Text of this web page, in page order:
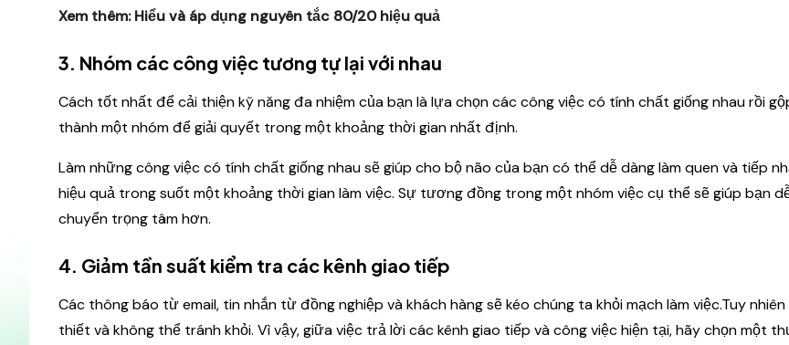
Xem thêm: Hiểu và áp dụng nguyên tắc 80/20 hiệu quả
3. Nhóm các công việc tương tự lại với nhau
Cách tốt nhất để cải thiện kỹ năng đa nhiệm của bạn là lựa chọn các công việc có tính chất giống nhau rồi
thành một nhóm để giải quyết trong một khoảng thời gian nhất định.
Làm những công việc có tính chất giống nhau sẽ giúp cho bộ não của bạn có thể dễ dàng làm quen và tiếp
hiệu quả trong suốt một khoảng thời gian làm việc. Sự tương đồng trong một nhóm việc cụ thể sẽ giúp bạn
chuyển trọng tâm hơn.
4. Giảm tần suất kiểm tra các kênh giao tiếp
Các thông báo từ email, tin nhắn từ đồng nghiệp và khách hàng sẽ kéo chúng ta khỏi mạch làm việc.Tuy nhiên
thiết và không thể tránh khỏi. Vì vậy, giữa việc trả lời các kênh giao tiếp và công việc hiện tại, hãy chọn một